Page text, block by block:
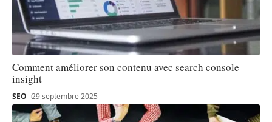
Comment améliorer son contenu avec search console
insight
SEO 29 septembre 2025